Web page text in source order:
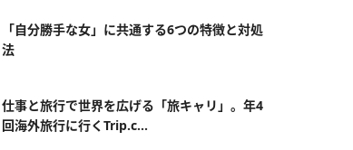
「自分勝手な女」に共通する6つの特徴と対処
法
仕事と旅行で世界を広げる「旅キャリ」。年4
回海外旅行に行くTrip.c...